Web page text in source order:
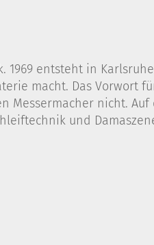
1969 entsteht in
macht. Das Vorwort
Messermacher nicht. Auf
und